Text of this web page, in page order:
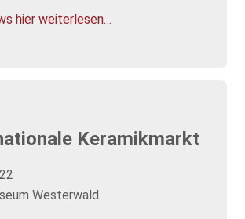
hier weiterlesen…
Keramikmarkt
Westerwald